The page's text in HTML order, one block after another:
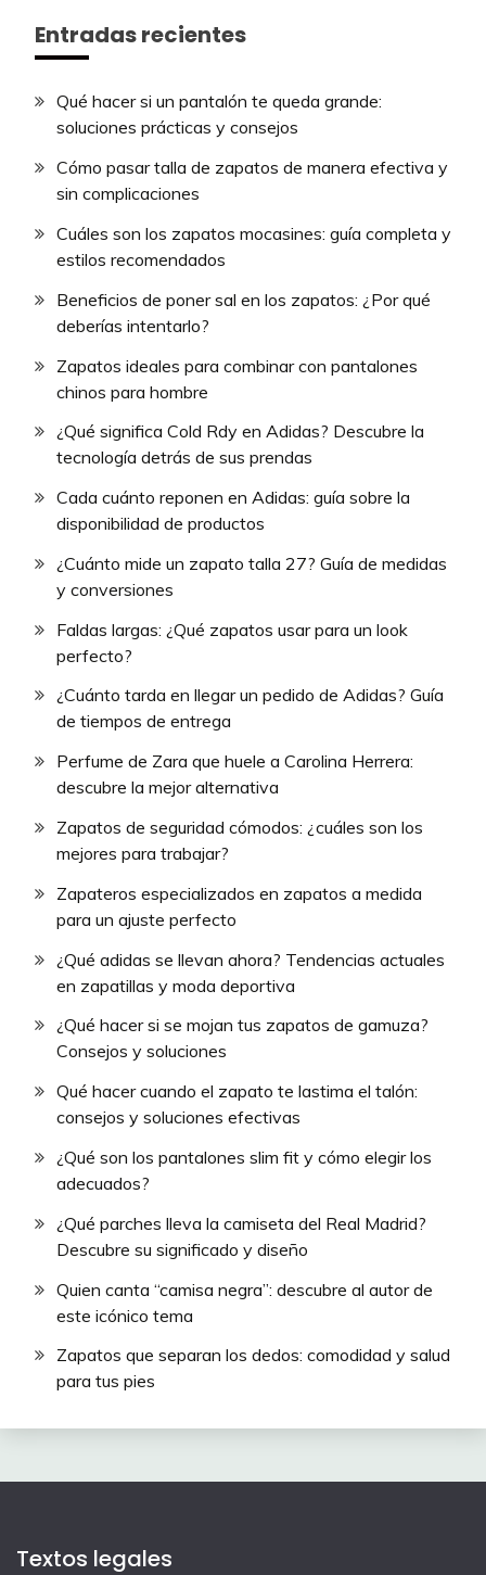
Entradas recientes
Qué hacer si un pantalón te queda grande:
soluciones prácticas y consejos
Cómo pasar talla de zapatos de manera efectiva y
sin complicaciones
Cuáles son los zapatos mocasines: guía completa y
estilos recomendados
Beneficios de poner sal en los zapatos: ¿Por qué
deberías intentarlo?
Zapatos ideales para combinar con pantalones
chinos para hombre
¿Qué significa Cold Rdy en Adidas? Descubre la
tecnología detrás de sus prendas
Cada cuánto reponen en Adidas: guía sobre la
disponibilidad de productos
¿Cuánto mide un zapato talla 27? Guía de medidas
y conversiones
Faldas largas: ¿Qué zapatos usar para un look
perfecto?
¿Cuánto tarda en llegar un pedido de Adidas? Guía
de tiempos de entrega
Perfume de Zara que huele a Carolina Herrera:
descubre la mejor alternativa
Zapatos de seguridad cómodos: ¿cuáles son los
mejores para trabajar?
Zapateros especializados en zapatos a medida
para un ajuste perfecto
¿Qué adidas se llevan ahora? Tendencias actuales
en zapatillas y moda deportiva
¿Qué hacer si se mojan tus zapatos de gamuza?
Consejos y soluciones
Qué hacer cuando el zapato te lastima el talón:
consejos y soluciones efectivas
¿Qué son los pantalones slim fit y cómo elegir los
adecuados?
¿Qué parches lleva la camiseta del Real Madrid?
Descubre su significado y diseño
Quien canta “camisa negra”: descubre al autor de
este icónico tema
Zapatos que separan los dedos: comodidad y salud
para tus pies
Textos legales